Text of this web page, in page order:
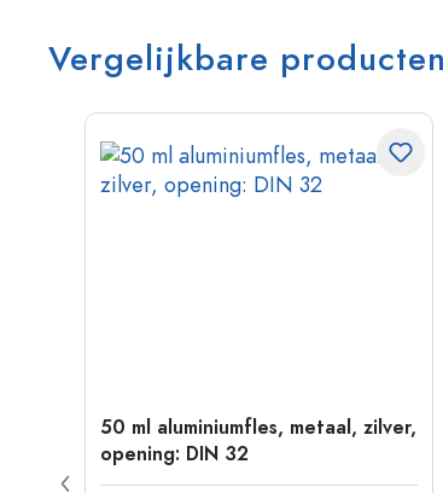
Vergelijkbare producten
50 ml aluminiumfles, metaal, zilver,
opening: DIN 32